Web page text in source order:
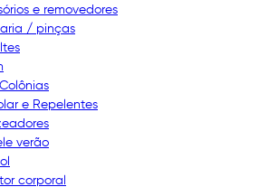
e removedores
/ pinças
e Repelentes
verão
corporal